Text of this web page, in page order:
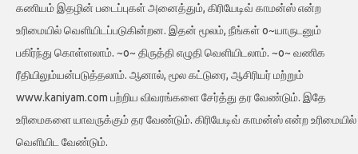
கணியம் இதழின் படைப்புகள் அனைத்தும், கிரியேடிவ் காமன்ஸ் என்ற
உரிமையில் வெளியிடப்படுகின்றன. இதன் மூலம், நீங்கள் o~யாருடனும்
பகிர்ந்து கொள்ளலாம். ~o~ திருத்தி எழுதி வெளியிடலாம். ~o~ வணிக
ரீதியிலும்யன்படுத்தலாம். ஆனால், மூல கட்டுரை, ஆசிரியர் மற்றும்
www.kaniyam.com பற்றிய விவரங்களை சேர்த்து தர வேண்டும். இதே
உரிமைகளை யாவருக்கும் தர வேண்டும். கிரியேடிவ் காமன்ஸ் என்ற உரிமையில்
வெளியிட வேண்டும்.